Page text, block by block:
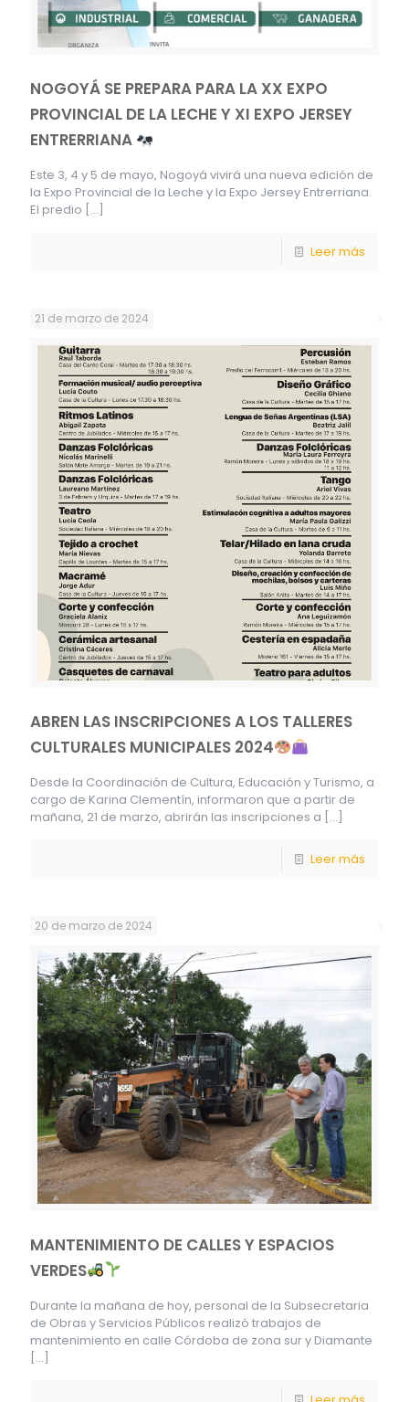
NOGOYÁ SE PREPARA PARA LA XX EXPO
PROVINCIAL DE LA LECHE Y XI EXPO JERSEY
ENTRERRIANA
Este 3, 4 y 5 de mayo, Nogoyá vivirá una nueva edición de
la Expo Provincial de la Leche y la Expo Jersey Entrerriana.
El predio […]
Leer más
21 de marzo de 2024
ABREN LAS INSCRIPCIONES A LOS TALLERES
CULTURALES MUNICIPALES 2024
Desde la Coordinación de Cultura, Educación y Turismo, a
cargo de Karina Clementín, informaron que a partir de
mañana, 21 de marzo, abrirán las inscripciones a […]
Leer más
20 de marzo de 2024
MANTENIMIENTO DE CALLES Y ESPACIOS
VERDES
Durante la mañana de hoy, personal de la Subsecretaria
de Obras y Servicios Públicos realizó trabajos de
mantenimiento en calle Córdoba de zona sur y Diamante
[…]